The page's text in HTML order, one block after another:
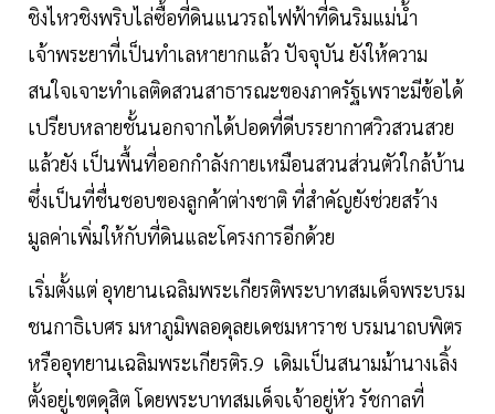
ชิงไหวชิงพริบไล่ซื้อที่ดินแนวรถไฟฟ้าที่ดินริมแม่น้ำ
เจ้าพระยาที่เป็นทำเลหายากแล้ว ปัจจุบัน ยังให้ความ
สนใจเจาะทำเลติดสวนสาธารณะของภาครัฐเพราะมีข้อได้
เปรียบหลายชั้นนอกจากได้ปอดที่ดีบรรยากาศวิวสวนสวย
แล้วยัง เป็นพื้นที่ออกกำลังกายเหมือนสวนส่วนตัวใกล้บ้าน
ซึ่งเป็นที่ชื่นชอบของลูกค้าต่างชาติ ที่สำคัญยังช่วยสร้าง
มูลค่าเพิ่มให้กับที่ดินและโครงการอีกด้วย
เริ่มตั้งแต่ อุทยานเฉลิมพระเกียรติพระบาทสมเด็จพระบรม
ชนกาธิเบศร มหาภูมิพลอดุลยเดชมหาราช บรมนาถบพิตร
หรืออุทยานเฉลิมพระเกียรติร.9 เดิมเป็นสนามม้านางเลิ้ง
ตั้งอยู่เขตดุสิต โดยพระบาทสมเด็จเจ้าอยู่หัว รัชกาลที่